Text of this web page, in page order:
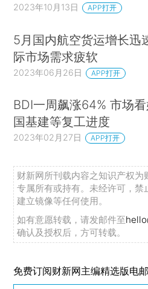
2023年10月13日 APP打开
5月国内航空货运增长迅
际市场需求疲软
2023年06月26日 APP打开
BDI一周飙涨64% 市场
国基建等复工进度
2023年02月27日 APP打开
财新网所刊载内容之知识产权为
专属所有或持有。未经许可，禁
建立镜像等任何使用。
如有意愿转载，请发邮件至
确认及授权后，方可转载。
免费订阅财新网主编精选版电邮